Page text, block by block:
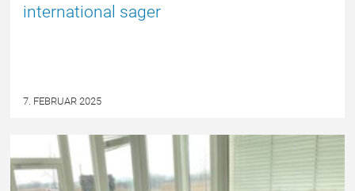
international sager
7. FEBRUAR 2025
FORSIDE